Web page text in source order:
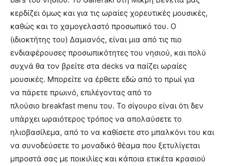
κερδίζει όμως και για τις ωραίες χορευτικές μουσικές,
καθώς και το χαμογελαστό προσωπικό του. Ο
(ιδιοκτήτης του) Δαμιανός, είναι μια από τις πιο
ενδιαφέρουσες προσωπικότητες του νησιού, και πολύ
συχνά θα τον βρείτε στα decks να παίζει ωραίες
μουσικές. Μπορείτε να έρθετε εδώ από το πρωί για
να πάρετε πρωινό, επιλέγοντας από το
πλούσιο breakfast menu του. Το σίγουρο είναι ότι δεν
υπάρχει ωραιότερος τρόπος να απολαύσετε το
ηλιοβασίλεμα, από το να καθίσετε στο μπαλκόνι του και
να συνοδεύσετε το μοναδικό θέαμα που ξετυλίγεται
μπροστά σας με ποικιλίες και κάποια ετικέτα κρασιού